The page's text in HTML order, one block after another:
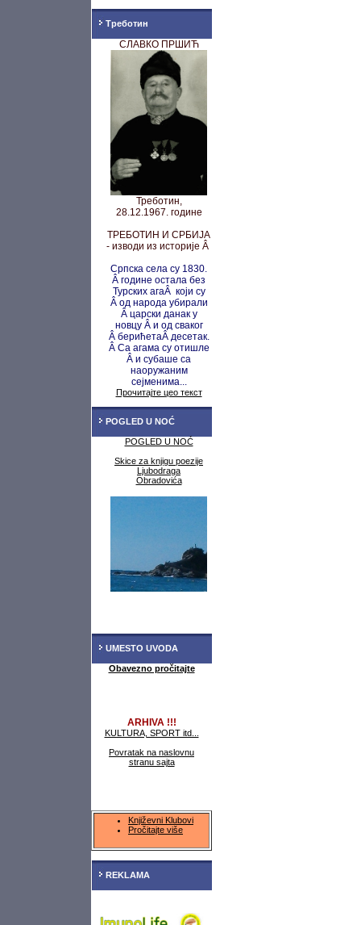
Треботин
СЛАВКО ПРШИЋ
Треботин,
28.12.1967. године
ТРЕБОТИН И СРБИЈА
- изводи из историје Â
Српска села су 1830.
Â године остала без
Турских агаÂ који су
Â од народа убирали
Â царски данак у
новцу Â и од сваког
Â берићетаÂ десетак.
Â Са агама су отишле
Â и субаше са
наоружаним
сејменима...
Прочитајте цео текст
POGLED U NOĆ
POGLED U NOĆ
Skice za knjigu poezije
Ljubodraga
Obradovića
UMESTO UVODA
Obavezno pročitajte
ARHIVA !!!
KULTURA, SPORT itd...
Povratak na naslovnu
stranu sajta
Književni Klubovi
Pročitajte više
REKLAMA